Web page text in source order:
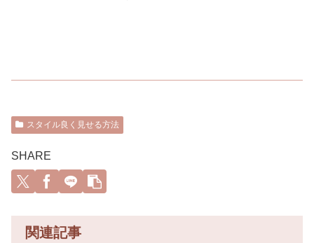
スタイル良く見せる方法
SHARE
関連記事